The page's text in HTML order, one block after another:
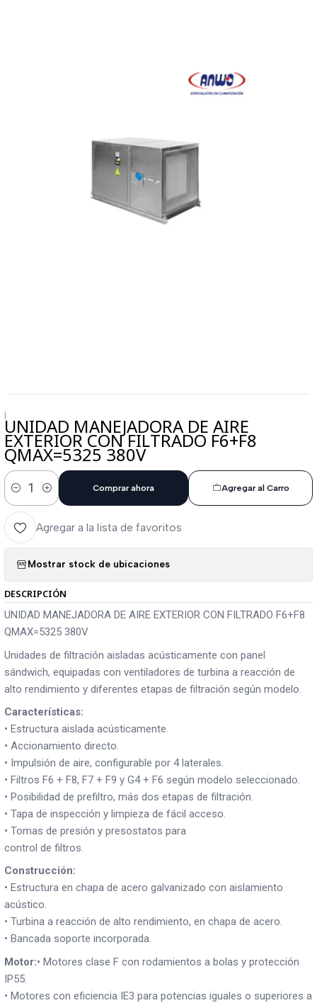
|UNIDAD MANEJADORA DE AIRE
EXTERIOR CON FILTRADO F6+F8
QMAX=5325 380V
Cantidad
Agregar al Carro
Comprar ahora
Agregar a la lista de favoritos
Mostrar stock de ubicaciones
DESCRIPCIÓN
UNIDAD MANEJADORA DE AIRE EXTERIOR CON FILTRADO F6+F8
QMAX=5325 380V
Unidades de filtración aisladas acústicamente con panel
sándwich, equipadas con ventiladores de turbina a reacción de
alto rendimiento y diferentes etapas de filtración según modelo.
Características:
• Estructura aislada acústicamente.
• Accionamiento directo.
• Impulsión de aire, configurable por 4 laterales.
• Filtros F6 + F8, F7 + F9 y G4 + F6 según modelo seleccionado.
• Posibilidad de prefiltro, más dos etapas de filtración.
• Tapa de inspección y limpieza de fácil acceso.
• Tomas de presión y presostatos para
control de filtros.
Construcción:
• Estructura en chapa de acero galvanizado con aislamiento
acústico.
• Turbina a reacción de alto rendimiento, en chapa de acero.
• Bancada soporte incorporada.
Motor:• Motores clase F con rodamientos a bolas y protección
IP55.
• Motores con eficiencia IE3 para potencias iguales o superiores a